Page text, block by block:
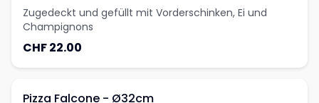
Zugedeckt und gefüllt mit Vorderschinken, Ei und
Champignons
CHF 22.00
Pizza Falcone - Ø32cm